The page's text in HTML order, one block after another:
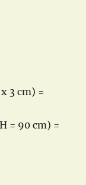
3 cm) =
= 90 cm) =